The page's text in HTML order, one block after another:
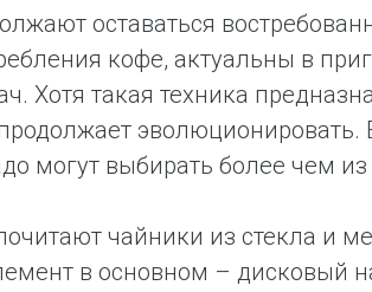
оставаться
кофе, актуальны в
Хотя такая техника
эволюционировать.
могут выбирать более чем
чайники из стекла и
в основном – дисковый